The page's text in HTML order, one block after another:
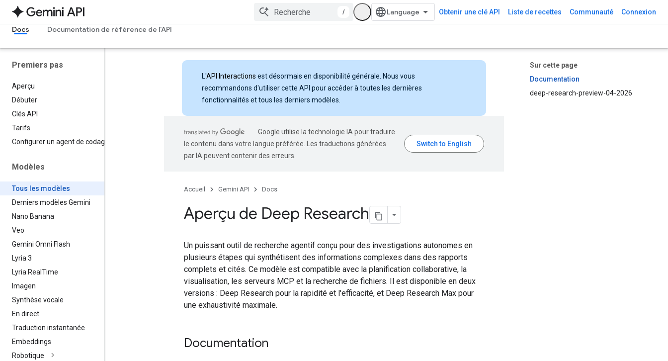
/ Obtenir une clé API Liste de recettes Communauté Connexion
Docs Documentation de référence de l'API
Premiers pas
Aperçu
Débuter
Clés API
Tarifs
Configurer un agent de codage
Modèles
Tous les modèles
Derniers modèles Gemini
Nano Banana
Veo
Gemini Omni Flash
Lyria 3
Lyria Real Time
Imagen
Synthèse vocale
En direct
Traduction instantanée
Embeddings
Robotique
Sur cette page
Documentation
deep-research-preview-04-2026
L'API Interactions est désormais en disponibilité générale. Nous vous
recommandons d'utiliser cette API pour accéder à toutes les dernières
fonctionnalités et tous les derniers modèles.
Google utilise la technologie IA pour traduire
le contenu dans votre langue préférée. Les traductions générées
par IA peuvent contenir des erreurs.
Accueil Gemini API Docs
Aperçu de Deep Research
Un puissant outil de recherche agentif conçu pour des investigations autonomes en
plusieurs étapes qui synthétisent des informations complexes dans des rapports
complets et cités. Ce modèle est compatible avec la planification collaborative, la
visualisation, les serveurs MCP et la recherche de fichiers. Il est disponible en deux
versions : Deep Research pour la rapidité et l'efficacité, et Deep Research Max pour
une exhaustivité maximale.
Documentation